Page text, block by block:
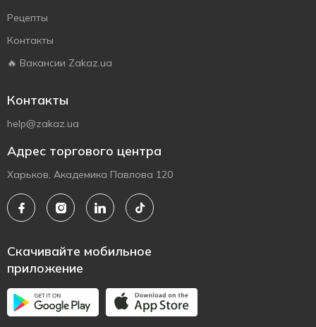
Рецепты
Контакты
🔥 Вакансии Zakaz.ua
Контакты
help@zakaz.ua
Адрес торгового центра
Харьков, Академика Павлова 120
Скачивайте мобильное
приложение